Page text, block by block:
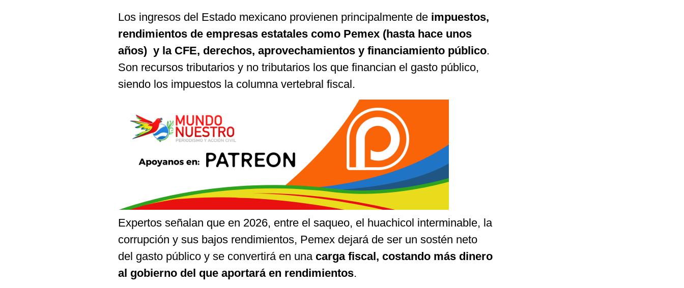
Los ingresos del Estado mexicano provienen principalmente de impuestos,
rendimientos de empresas estatales como Pemex (hasta hace unos
años) y la CFE, derechos, aprovechamientos y financiamiento público.
Son recursos tributarios y no tributarios los que financian el gasto público,
siendo los impuestos la columna vertebral fiscal.
Expertos señalan que en 2026, entre el saqueo, el huachicol interminable, la
corrupción y sus bajos rendimientos, Pemex dejará de ser un sostén neto
del gasto público y se convertirá en una carga fiscal, costando más dinero
al gobierno del que aportará en rendimientos.